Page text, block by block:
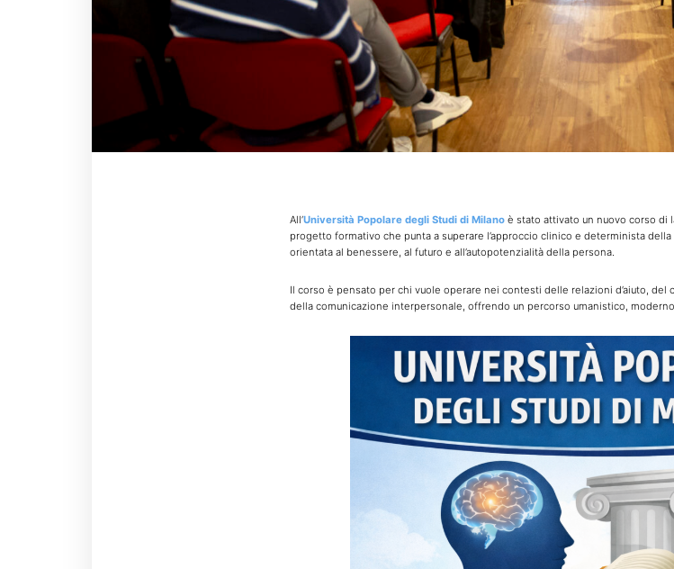
All’Università Popolare degli Studi di Milano è stato attivato un nuovo corso di
progetto formativo che punta a superare l’approccio clinico e determinista
orientata al benessere, al futuro e all’autopotenzialità della persona.
Il corso è pensato per chi vuole operare nei contesti delle relazioni d’aiuto,
della comunicazione interpersonale, offrendo un percorso umanistico,